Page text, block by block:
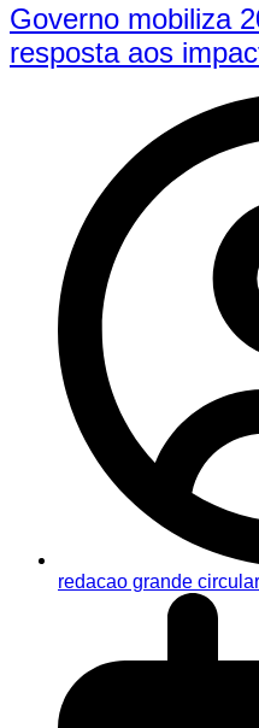
Governo mobiliza
resposta aos
redacao grande circular